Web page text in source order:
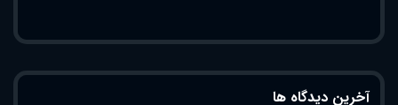
آخرین دیدگاه ها